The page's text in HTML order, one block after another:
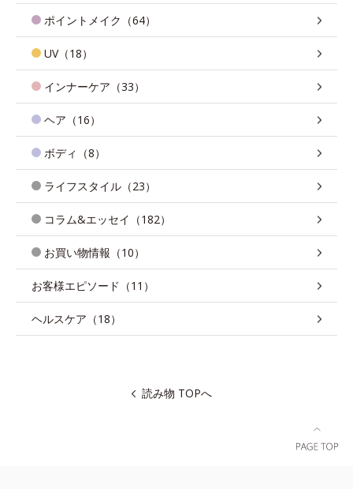
ポイントメイク（64）
UV（18）
インナーケア（33）
ヘア（16）
ボディ（8）
ライフスタイル（23）
コラム&エッセイ（182）
お買い物情報（10）
お客様エピソード（11）
ヘルスケア（18）
読み物 TOPへ